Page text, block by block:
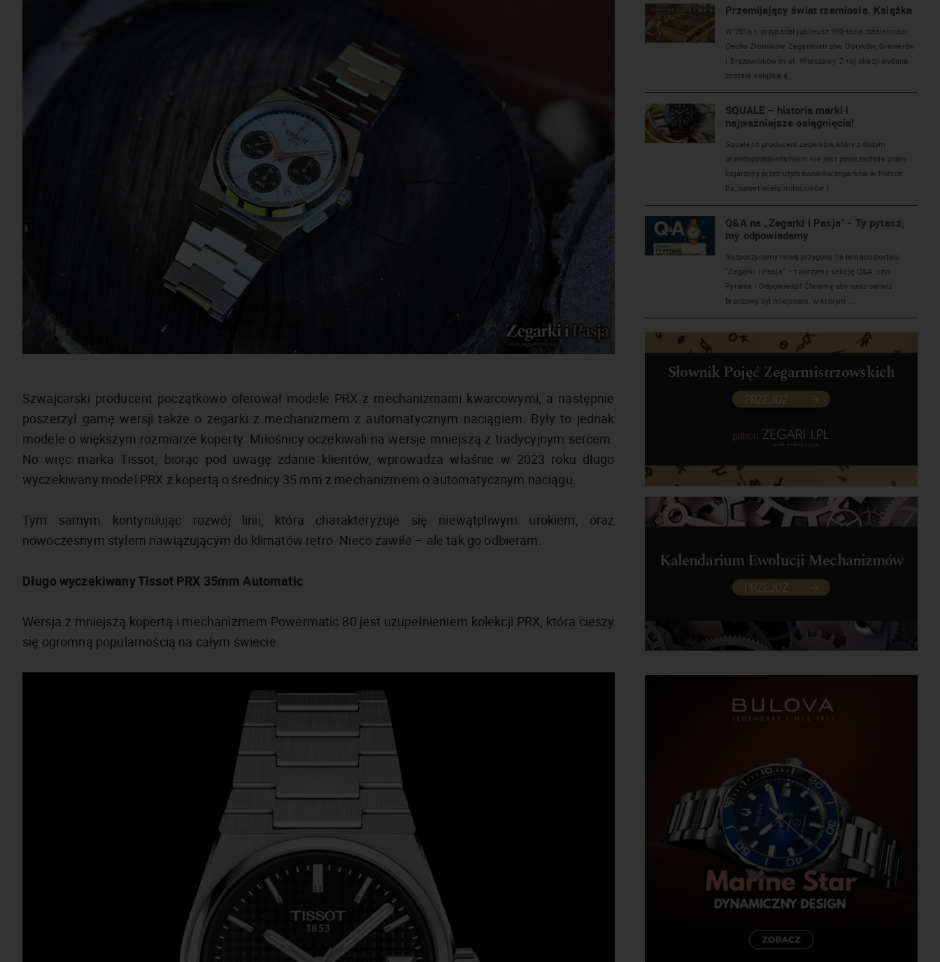
Szwajcarski producent początkowo oferował modele PRX z mechanizmami kwarcowymi, a następnie
poszerzył gamę wersji także o zegarki z mechanizmem z automatycznym naciągiem. Były to jednak
modele o większym rozmiarze koperty. Miłośnicy oczekiwali na wersje mniejszą z tradycyjnym sercem.
No więc marka Tissot, biorąc pod uwagę zdanie klientów, wprowadza właśnie w 2023 roku długo
wyczekiwany model PRX z kopertą o średnicy 35 mm z mechanizmem o automatycznym naciągu.
Tym samym kontynuując rozwój linii, która charakteryzuje się niewątpliwym urokiem, oraz
nowoczesnym stylem nawiązującym do klimatów retro. Nieco zawiłe – ale tak go odbieram.
Długo wyczekiwany Tissot PRX 35mm Automatic
Wersja z mniejszą kopertą i mechanizmem Powermatic 80 jest uzupełnieniem kolekcji PRX, która cieszy
się ogromną popularnością na całym świecie.
Przemijający świat rzemiosła. Książka
W 2016 r. przypadał jubileusz 500-lecia działalności
Cechu Złotników, Zegarmistrzów, Optyków, Grawerów
i Brązowników m.st. Warszawy. Z tej okazji wydana
została książka a ...
SQUALE – historia marki i
najważniejsze osiągnięcia!
Squale to producent zegarków, który z dużym
prawdopodobieństwem nie jest powszechnie znany i
kojarzony przez użytkowników zegarków w Polsce.
Ba, nawet wielu miłośników i ...
Q&A na „Zegarki i Pasja” - Ty pytasz,
my odpowiadamy
Rozpoczynamy nową przygodę na łamach portalu
"Zegarki i Pasja" – tworzymy sekcję Q&A, czyli
Pytania i Odpowiedzi! Chcemy, aby nasz serwis
branżowy był miejscem, w którym ...
Słownik Pojęć Zegarmistrzowskich
PRZEJDŹ
patron
Kalendarium Ewolucji Mechanizmów
PRZEJDŹ